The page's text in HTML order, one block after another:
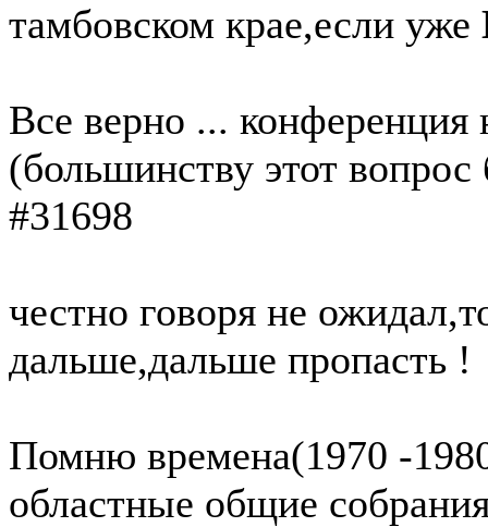
тамбовском крае,если уже
Все верно ... конференция
(большинству этот
#31698
честно говоря не
дальше,дальше пропасть !
Помню времена(1970 -
областные общие